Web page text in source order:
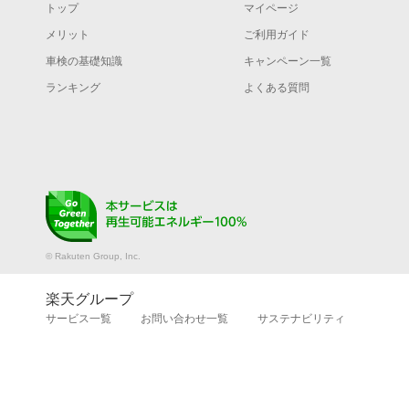
トップ マイページ
メリット ご利用ガイド
車検の基礎知識 キャンペーン一覧
ランキング よくある質問
© Rakuten Group, Inc.
楽天グループ
サービス一覧 お問い合わせ一覧 サステナビリティ